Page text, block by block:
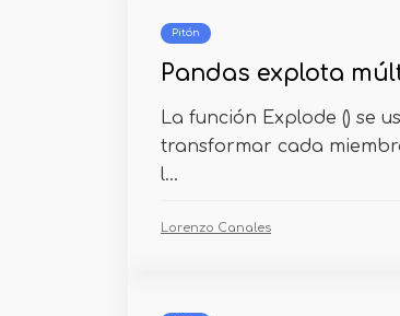
Pitón
Pandas explota
La función Explode () se
transformar cada
l...
Lorenzo Canales